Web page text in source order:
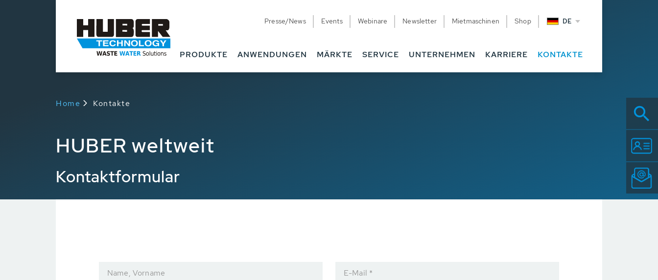
Presse/News Events Webinare Newsletter Mietmaschinen Shop DE
PRODUKTE ANWENDUNGEN MÄRKTE SERVICE UNTERNEHMEN KARRIERE KONTAKTE
Home Kontakte
HUBER weltweit
Kontaktformular
Name, Vorname E-Mail *